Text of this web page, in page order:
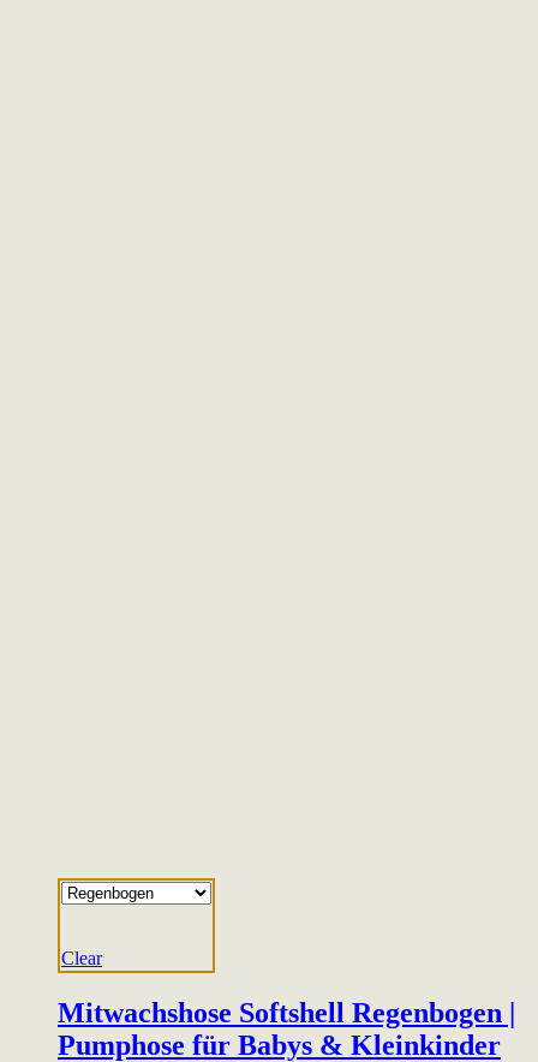
Clear
Mitwachshose Softshell Regenbogen |
Pumphose für Babys & Kleinkinder